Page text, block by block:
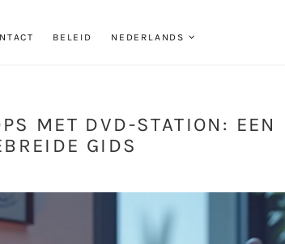
BELEID NEDERLANDS
MET DVD-STATION: EEN
GIDS